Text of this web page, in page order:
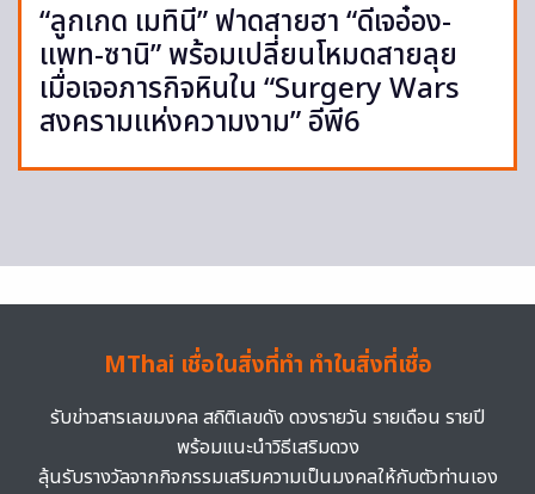
“ลูกเกด เมทินี” ฟาดสายฮา “ดีเจอ๋อง-
แพท-ซานิ” พร้อมเปลี่ยนโหมดสายลุย
เมื่อเจอภารกิจหินใน “Surgery Wars
สงครามแห่งความงาม” อีพี6
MThai เชื่อในสิ่งที่ทำ ทำในสิ่งที่เชื่อ
รับข่าวสารเลขมงคล สถิติเลขดัง ดวงรายวัน รายเดือน รายปี
พร้อมแนะนำวิธีเสริมดวง
ลุ้นรับรางวัลจากกิจกรรมเสริมความเป็นมงคลให้กับตัวท่านเอง